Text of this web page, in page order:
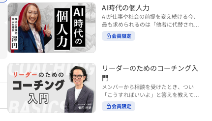
す。（順次公開） https://unlimited.glo
bis.co.jp/ja/tags/AI%E3%83%93%E3%8
2%B8%E3%83%8D%E3%82%B9%E3%
82%B7%E3%83%95%E3%83%88 ・基
礎編（第1回〜3回）：リーダーやマネー
のリーダーシップや組織変革を中心に学
ぶコース ・機能別戦略編（第8回〜12
回）：AI時代における機能別での戦略の
あり方を中心に学ぶコース より実践的な
AIツールの活用法について学びたい方は
『AI WORK SHIFTシリーズ』をご視聴く
が多い方 顧客の本当の課題や決裁者の判
断基準をつかみきれず、案件が前に進ま
ない方 再現性のある営業テクニックを身
につけたい方 ※本動画は、制作時点の情
報に基づき作成したものです（2026年7
い時代において、マネージャーとして成
果を上げ続けるためには、メンバーの個
性や特性を理解し、それに合わせた効果
的な任せ方を身につけることが重要で
す。このコースでは、ソーシャルスタイ
し、自身のリーダーシップを発揮できる
ようになっていきます。 ※本動画は、制
作時点の情報に基づき作成したものです
（2024年12月制作）
AI時代の個人力
AIが仕事や社会の前提を変え続ける今、
最も求められるのは「他者に代替されな
い個としての力」“個人力”です。 本コー
スでは、澤円氏の著書『個人力』をもと
ーマは、「Being（ありたい自分）」を
中心に据え、自ら考え（Think）、変化
し（Transform）、協働する（Collabor
ate）ことで、自分らしい価値を発揮し
ていくこと。 リスキリングやAI活用が叫
ばれる今こそ、スキルより先に“自分の
軸”を問うことが重要です。 あなたは何
会員限定
リーダーのためのコーチング入
門
メンバーから相談を受けたとき、つい
「こうすればいいよ」と答えを教えてし
まう。 あるいは、「自分で考えてほし
い」と思うあまり、すべて任せきりにし
会員限定